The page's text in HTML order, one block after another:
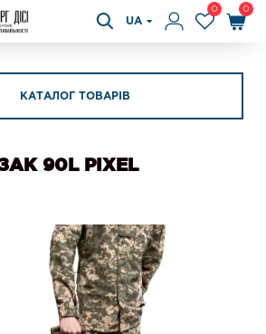
UA
0 0
КАТАЛОГ ТОВАРІВ
90L PIXEL